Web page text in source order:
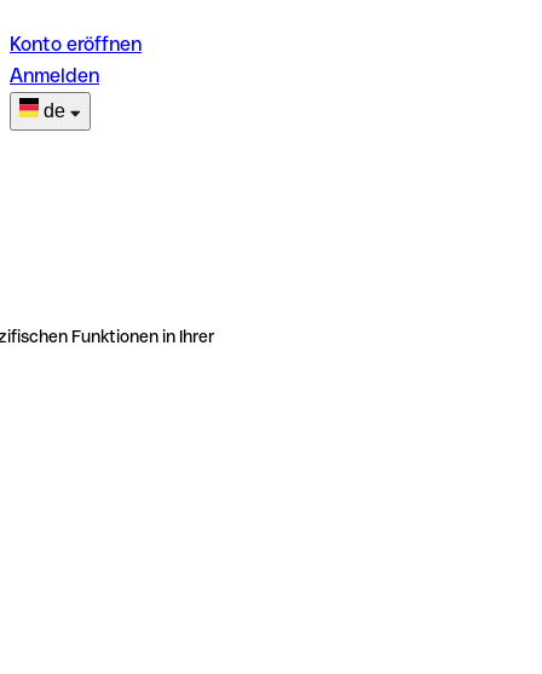
Konto eröffnen
Anmelden
de
Funktionen in Ihrer